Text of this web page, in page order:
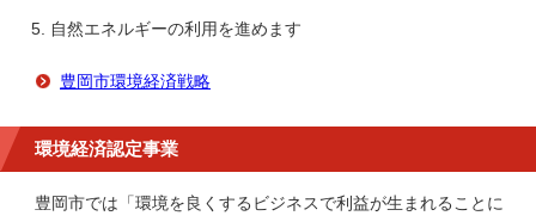
自然エネルギーの利用を進めます
豊岡市環境経済戦略
環境経済認定事業
豊岡市では「環境を良くするビジネスで利益が生まれることに